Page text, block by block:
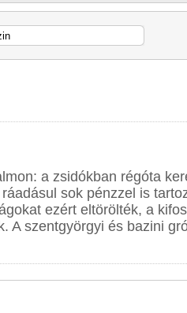
a zsidókban régóta
ráadásul sok pénzzel is
ezért eltörölték, a
A szentgyörgyi és bazini